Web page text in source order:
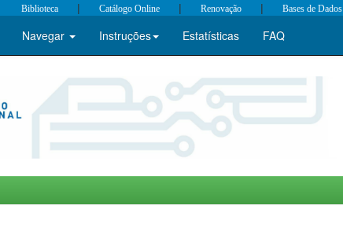
Biblioteca | Catálogo Online | Renovação | Bases de Dados
Navegar Instruções Estatísticas FAQ